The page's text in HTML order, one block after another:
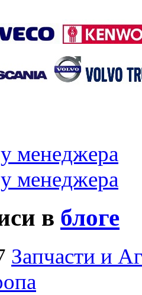
менеджера
менеджера
в блоге
Запчасти и